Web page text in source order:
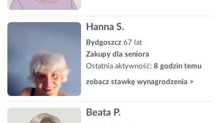
Hanna S.
Bydgoszcz 67 lat
Zakupy dla seniora
Ostatnia aktywność: 8 godzin temu
zobacz stawkę wynagrodzenia >
Beata P.